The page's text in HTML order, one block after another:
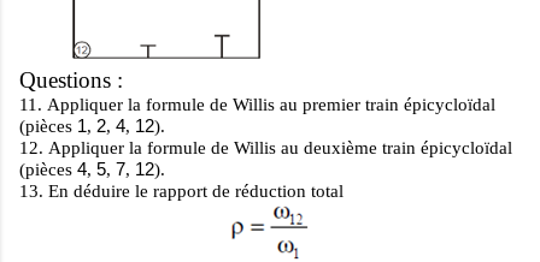
Questions :
11. Appliquer la formule de Willis au premier train épicycloïdal
(pièces 1, 2, 4, 12).
12. Appliquer la formule de Willis au deuxième train épicycloïdal
(pièces 4, 5, 7, 12).
13. En déduire le rapport de réduction total